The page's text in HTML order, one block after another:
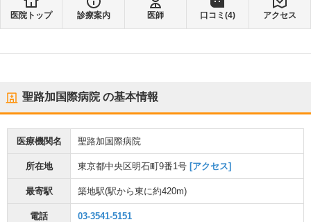
医院トップ 診療案内 医師 口コミ(4) アクセス
聖路加国際病院の基本情報
医療機関名 聖路加国際病院
所在地 東京都中央区明石町9番1号 [アクセス]
最寄駅 築地駅(駅から東に約420m)
電話 03-3541-5151